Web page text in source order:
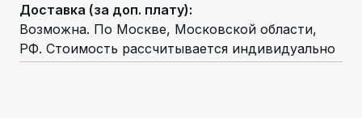
Доставка (за доп. плату):
Возможна. По Москве, Московской области,
РФ. Стоимость рассчитывается индивидуально